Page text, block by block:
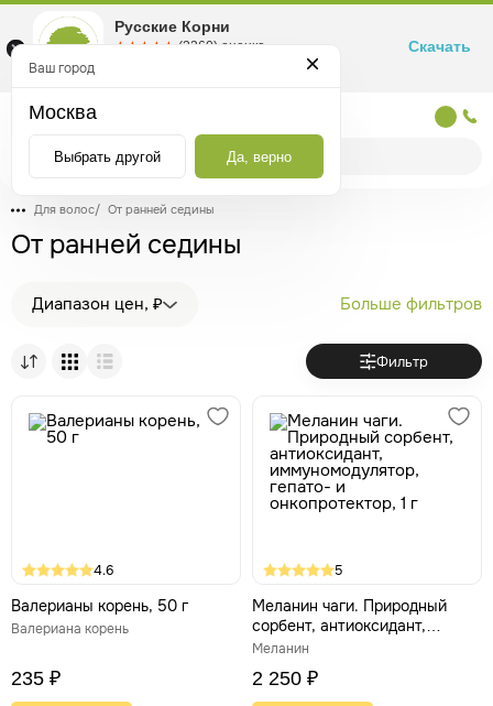
Для волос/ От ранней седины
От ранней седины
Диапазон цен, ₽ Больше фильтров
Фильтр
4.6
Валерианы корень, 50 г
Валериана корень
235 ₽
5
Меланин чаги. Природный
сорбент, антиоксидант,
иммуномодулятор, гепато- и
Меланин
2 250 ₽
Ваш город
Москва
Выбрать другой Да, верно
Русские Корни
☆☆☆☆☆
★★★★★ (2360) оценка
Маркетплейс товаров для здоровья
Скачать